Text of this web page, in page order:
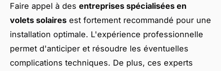
Faire appel à des entreprises spécialisées en
volets solaires est fortement recommandé pour une
installation optimale. L'expérience professionnelle
permet d'anticiper et résoudre les éventuelles
complications techniques. De plus, ces experts